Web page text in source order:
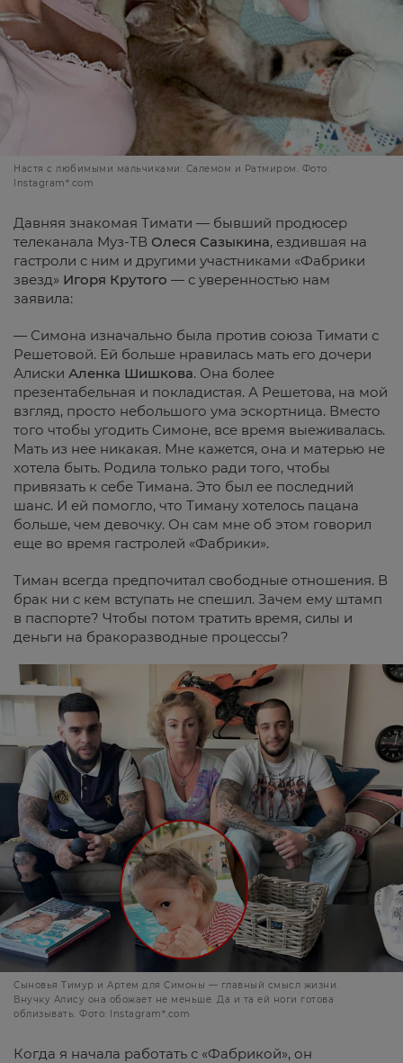
Настя с любимыми мальчиками: Салемом и Ратмиром. Фото:
Instagram*.com
Давняя знакомая Тимати — бывший продюсер
телеканала Муз-ТВ Олеся Сазыкина, ездившая на
гастроли с ним и другими участниками «Фабрики
звезд» Игоря Крутого — с уверенностью нам
заявила:
— Симона изначально была против союза Тимати с
Решетовой. Ей больше нравилась мать его дочери
Алиски Аленка Шишкова. Она более
презентабельная и покладистая. А Решетова, на мой
взгляд, просто небольшого ума эскортница. Вместо
того чтобы угодить Симоне, все время выеживалась.
Мать из нее никакая. Мне кажется, она и матерью не
хотела быть. Родила только ради того, чтобы
привязать к себе Тимана. Это был ее последний
шанс. И ей помогло, что Тиману хотелось пацана
больше, чем девочку. Он сам мне об этом говорил
еще во время гастролей «Фабрики».
Тиман всегда предпочитал свободные отношения. В
брак ни с кем вступать не спешил. Зачем ему штамп
в паспорте? Чтобы потом тратить время, силы и
деньги на бракоразводные процессы?
Сыновья Тимур и Артем для Симоны — главный смысл жизни.
Внучку Алису она обожает не меньше. Да и та ей ноги готова
облизывать. Фото: Instagram*.com
Когда я начала работать с «Фабрикой», он